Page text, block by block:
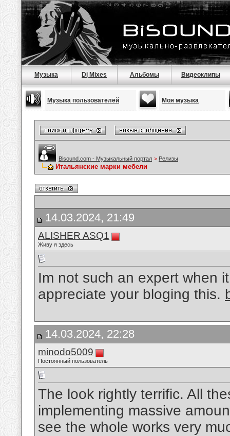
Музыка Dj Mixes Альбомы Видеоклипы
Музыка пользователей Моя музыка
Bisound.com - Музыкальный портал > Релизы
Итальянские марки мебели
14.03.2024, 21:49
ALISHER ASQ1
Живу я здесь
Im not such an expert when
appreciate your bloging this.
14.03.2024, 22:28
minodo5009
Постоянный пользователь
The look rightly terrific. All
implementing massive
see the whole works very